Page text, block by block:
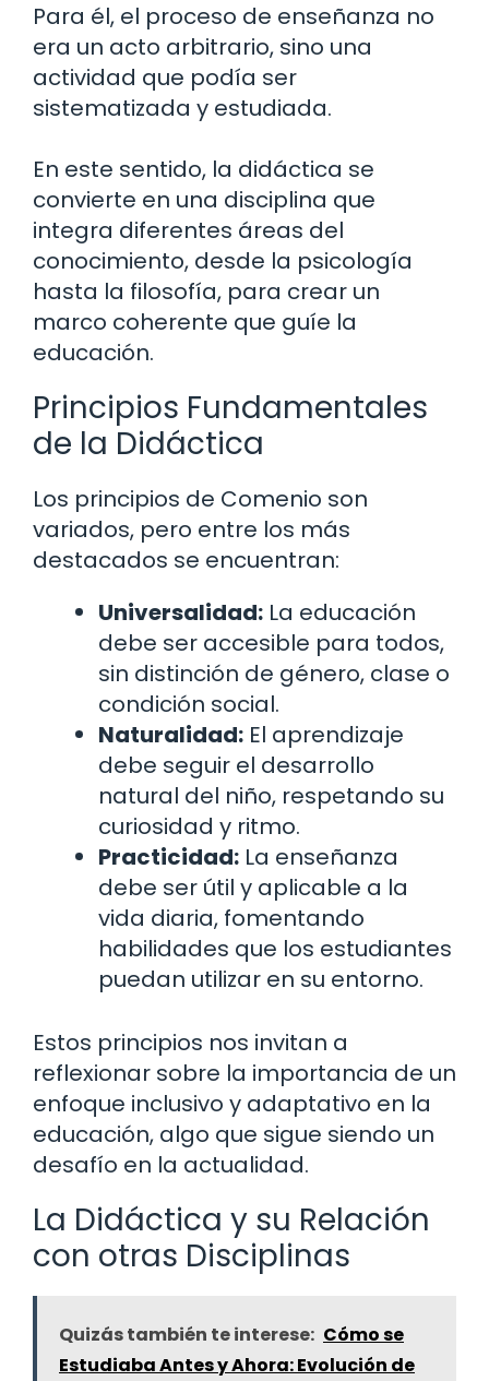
Para él, el proceso de enseñanza no
era un acto arbitrario, sino una
actividad que podía ser
sistematizada y estudiada.
En este sentido, la didáctica se
convierte en una disciplina que
integra diferentes áreas del
conocimiento, desde la psicología
hasta la filosofía, para crear un
marco coherente que guíe la
educación.
Principios Fundamentales
de la Didáctica
Los principios de Comenio son
variados, pero entre los más
destacados se encuentran:
Universalidad: La educación
debe ser accesible para todos,
sin distinción de género, clase o
condición social.
Naturalidad: El aprendizaje
debe seguir el desarrollo
natural del niño, respetando su
curiosidad y ritmo.
Practicidad: La enseñanza
debe ser útil y aplicable a la
vida diaria, fomentando
habilidades que los estudiantes
puedan utilizar en su entorno.
Estos principios nos invitan a
reflexionar sobre la importancia de un
enfoque inclusivo y adaptativo en la
educación, algo que sigue siendo un
desafío en la actualidad.
La Didáctica y su Relación
con otras Disciplinas
Quizás también te interese: Cómo se
Estudiaba Antes y Ahora: Evolución de